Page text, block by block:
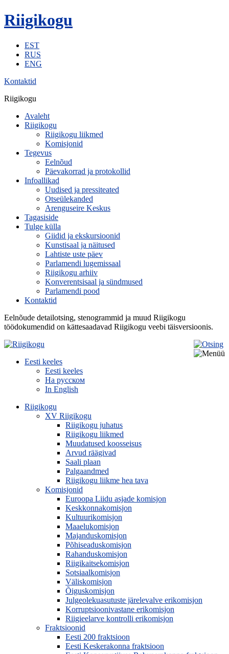
Riigikogu
EST
RUS
ENG
Kontaktid
Riigikogu
Avaleht
Riigikogu
Riigikogu liikmed
Komisjonid
Tegevus
Eelnõud
Päevakorrad ja protokollid
Infoallikad
Uudised ja pressiteated
Otseülekanded
Arenguseire Keskus
Tagasiside
Tulge külla
Giidid ja ekskursioonid
Kunstisaal ja näitused
Lahtiste uste päev
Parlamendi lugemissaal
Riigikogu arhiiv
Konverentsisaal ja sündmused
Parlamendi pood
Kontaktid
Eelnõude detailotsing, stenogrammid ja muud Riigikogu
töödokumendid on kättesaadavad Riigikogu veebi täisversioonis.
Eesti keeles
Eesti keeles
На русском
In English
Riigikogu
XV Riigikogu
Riigikogu juhatus
Riigikogu liikmed
Muudatused koosseisus
Arvud räägivad
Saali plaan
Palgaandmed
Riigikogu liikme hea tava
Komisjonid
Euroopa Liidu asjade komisjon
Keskkonnakomisjon
Kultuurikomisjon
Maaelukomisjon
Majanduskomisjon
Põhiseaduskomisjon
Rahanduskomisjon
Riigikaitsekomisjon
Sotsiaalkomisjon
Väliskomisjon
Õiguskomisjon
Julgeolekuasutuste järelevalve erikomisjon
Korruptsioonivastane erikomisjon
Riigieelarve kontrolli erikomisjon
Fraktsioonid
Eesti 200 fraktsioon
Eesti Keskerakonna fraktsioon